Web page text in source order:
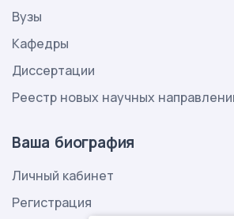
Вузы
Кафедры
Диссертации
Реестр новых научных
Ваша биография
Личный кабинет
Регистрация